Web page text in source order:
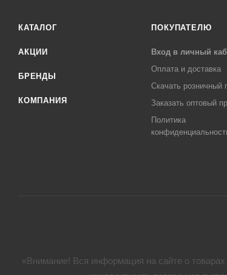
КАТАЛОГ
АКЦИИ
БРЕНДЫ
КОМПАНИЯ
ПОКУПАТЕЛЮ
Вход в личный
Оплата и доставка
Скачать розничный
Заказать оптовый
Политика
«Внимание! Вся информация на сайте о